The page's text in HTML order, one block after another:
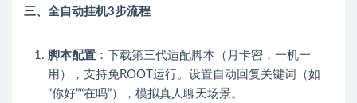
三、全自动挂机3步流程
脚本配置 ：下载第三代适配脚本（月卡密，一机一
用），支持免ROOT运行。设置自动回复关键词（如
“你好”“在吗”），模拟真人聊天场景。